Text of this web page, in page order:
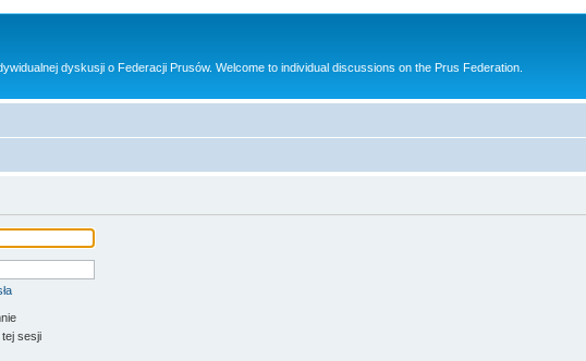
dyskusji o Federacji Prusów. Welcome to individual discussions on the Prus Federation.
sesji